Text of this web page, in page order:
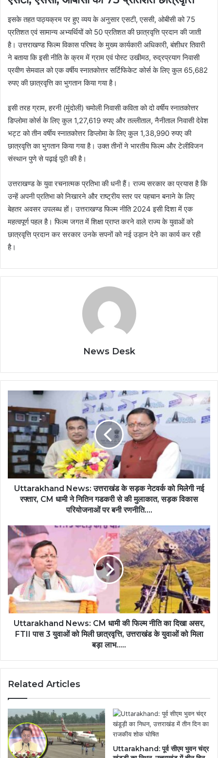
इसके तहत पाठ्यक्रम पर हुए व्यय के अनुसार एसटी, एससी, ओबीसी को 75
प्रतिशत एवं सामान्य अभ्यर्थियों को 50 प्रतिशत की छात्रवृत्ति प्रदान की जाती
है। उत्तराखण्ड फिल्म विकास परिषद के मुख्य कार्यकारी अधिकारी, बंशीधर तिवारी
ने बताया कि इसी नीति के क्रम में ग्राम एवं पोस्ट उखीमठ, रुद्रप्रयाग निवासी
प्रवीण सेमवाल को एक वर्षीय स्नातकोत्तर सर्टिफिकेट कोर्स के लिए कुल 65,682
रुपए की छात्रवृत्ति का भुगतान किया गया है।
इसी तरह ग्राम, हरनी (मुंदोली) चमोली निवासी कविता को दो वर्षीय स्नातकोत्तर
डिप्लोमा कोर्स के लिए कुल 1,27,619 रुपए और तल्लीताल, नैनीताल निवासी देवेश
भट्ट को तीन वर्षीय स्नातकोत्तर डिप्लोमा के लिए कुल 1,38,990 रुपए की
छात्रवृत्ति का भुगतान किया गया है। उक्त तीनों ने भारतीय फिल्म और टेलीविजन
संस्थान पुणे से पढ़ाई पूरी की है।
उत्तराखण्ड के युवा रचनात्मक प्रतिभा की धनी हैं। राज्य सरकार का प्रयास है कि
उन्हें अपनी प्रतिभा को निखारने और राष्ट्रीय स्तर पर पहचान बनाने के लिए
बेहतर अवसर उपलब्ध हों। उत्तराखण्ड फिल्म नीति 2024 इसी दिशा में एक
महत्वपूर्ण पहल है। फिल्म जगत में शिक्षा प्राप्त करने वाले राज्य के युवाओं को
छात्रवृत्ति प्रदान कर सरकार उनके सपनों को नई उड़ान देने का कार्य कर रही
है।
News Desk
Uttarakhand News: उत्तराखंड के सड़क नेटवर्क को मिलेगी नई
रफ्तार, CM धामी ने नितिन गडकरी से की मुलाकात, सड़क विकास
परियोजनाओं पर बनी रणनीति....
Uttarakhand News: CM धामी की फिल्म नीति का दिखा असर,
FTII पास 3 युवाओं को मिली छात्रवृत्ति, उत्तराखंड के युवाओं को मिला
बड़ा लाभ.....
Related Articles
Uttarakhand: पूर्व सीएम भुवन चंद्र